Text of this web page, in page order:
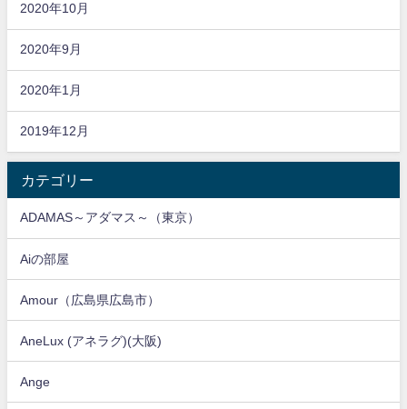
2020年10月
2020年9月
2020年1月
2019年12月
カテゴリー
ADAMAS～アダマス～（東京）
Aiの部屋
Amour（広島県広島市）
AneLux (アネラグ)(大阪)
Ange